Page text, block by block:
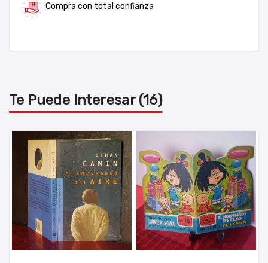
Compra con total confianza
Te Puede Interesar (16)